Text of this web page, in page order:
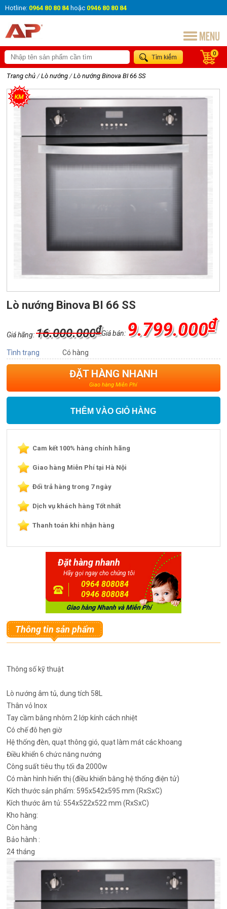
Hotline: 0964 80 80 84 hoặc 0946 80 80 84
0
Trang chủ / Lò nướng / Lò nướng Binova BI 66 SS
Lò nướng Binova BI 66 SS
Giá bán: 9.799.000₫
Giá hãng:16.000.000₫
Tình trạng Có hàng
ĐẶT HÀNG NHANH
Giao hàng Miễn Phí
THÊM VÀO GIỎ HÀNG
Cam kết 100% hàng chính hãng
Giao hàng Miễn Phí tại Hà Nội
Đổi trả hàng trong 7 ngày
Dịch vụ khách hàng Tốt nhất
Thanh toán khi nhận hàng
Đặt hàng nhanh
Hãy gọi ngay cho chúng tôi
0964 808084
0946 808084
Thông tin sản phẩm
Thông số kỹ thuật
Lò nướng âm tủ, dung tích 58L
Thân vỏ Inox
Tay cầm bằng nhôm 2 lớp kính cách nhiệt
Có chế đô hẹn giờ
Hệ thống đèn, quạt thông gió, quạt làm mát các khoang
Điều khiển 6 chức năng nướng
Công suất tiêu thụ tối đa 2000w
Có màn hình hiển thị (điều khiển bằng hệ thống điện tử)
Kích thước sản phẩm: 595x542x595 mm (RxSxC)
Kích thước âm tủ: 554x522x522 mm (RxSxC)
Kho hàng:
Còn hàng
Bảo hành :
24 tháng